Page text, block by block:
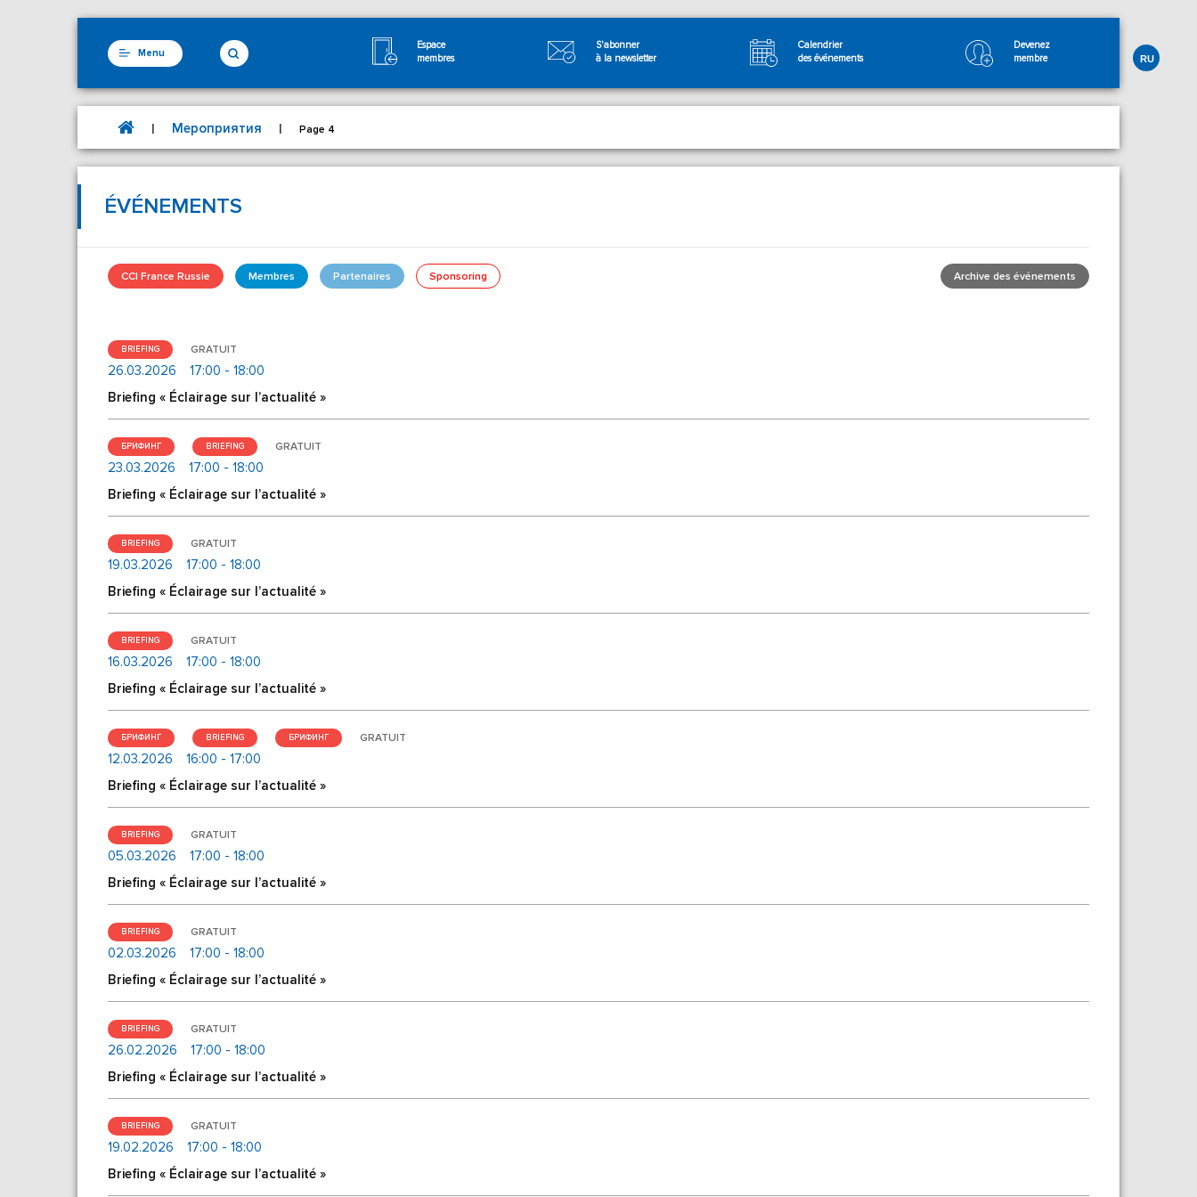
Menu
Espace
membres
S'abonner
à la newsletter
Calendrier
des événements
Devenez
membre
RU
| Мероприятия | Page 4
ÉVÉNEMENTS
CCI France Russie Membres Partenaires Sponsoring Archive des événements
BRIEFING GRATUIT
26.03.2026
17:00 - 18:00
Briefing « Éclairage sur l’actualité »
БРИФИНГ BRIEFING GRATUIT
23.03.2026
17:00 - 18:00
Briefing « Éclairage sur l’actualité »
BRIEFING GRATUIT
19.03.2026
17:00 - 18:00
Briefing « Éclairage sur l’actualité »
BRIEFING GRATUIT
16.03.2026
17:00 - 18:00
Briefing « Éclairage sur l’actualité »
БРИФИНГ BRIEFING БРИФИНГ GRATUIT
12.03.2026
16:00 - 17:00
Briefing « Éclairage sur l’actualité »
BRIEFING GRATUIT
05.03.2026
17:00 - 18:00
Briefing « Éclairage sur l’actualité »
BRIEFING GRATUIT
02.03.2026
17:00 - 18:00
Briefing « Éclairage sur l’actualité »
BRIEFING GRATUIT
26.02.2026
17:00 - 18:00
Briefing « Éclairage sur l’actualité »
BRIEFING GRATUIT
19.02.2026
17:00 - 18:00
Briefing « Éclairage sur l’actualité »